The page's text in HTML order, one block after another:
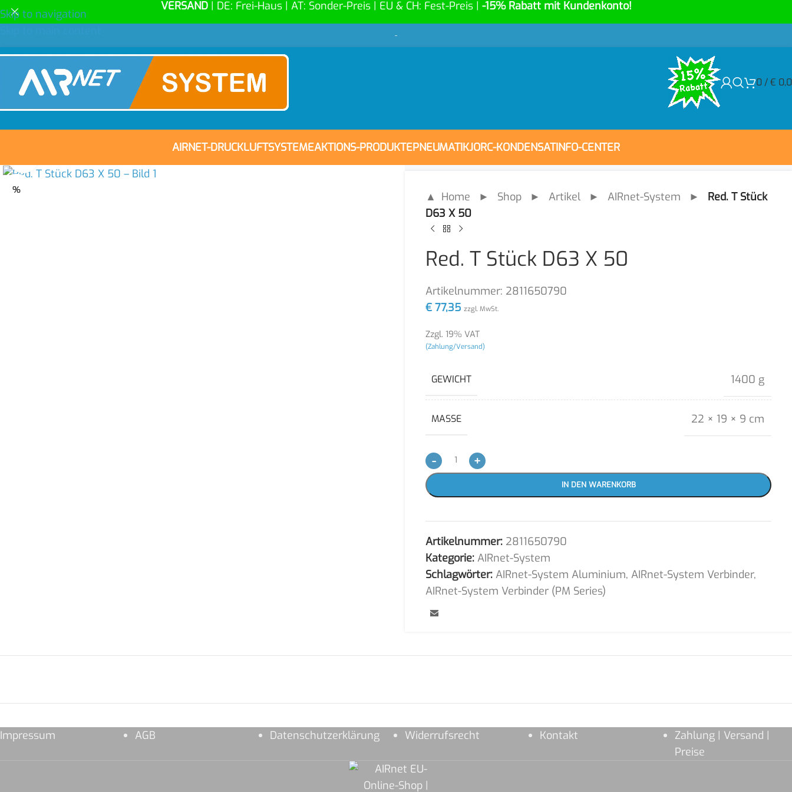
Skip to navigation
VERSAND | DE: Frei-Haus | AT: Sonder-Preis | EU & CH: Fest-Preis | -15% Rabatt mit Kundenkonto!
-
0 /€
AIRNET-DRUCKLUFTSYSTEMEAKTIONS-PRODUKTEPNEUMATIKJORC-KONDENSATINFO-CENTER
% ▲ Home ► Shop ► Artikel ► AIRnet-System ► Red. T Stück
D63 X 50
Red. T Stück D63 X 50
Artikelnummer: 2811650790
€ 77,35 zzgl. MwSt.
Zzgl. 19% VAT
(Zahlung/Versand)
GEWICHT 1400 g
MASSE 22 × 19 × 9 cm
- +
IN DEN WARENKORB
Artikelnummer: 2811650790
Kategorie: AIRnet-System
Schlagwörter: AIRnet-System Aluminium, AIRnet-System Verbinder,
AIRnet-System Verbinder (PM Series)
Impressum AGB Datenschutzerklärung Widerrufsrecht Kontakt
Zahlung | Versand |
Preise